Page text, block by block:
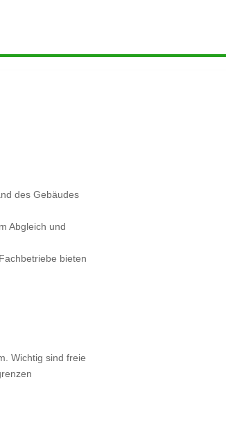
des Gebäudes
Abgleich und
bieten
Wichtig sind freie